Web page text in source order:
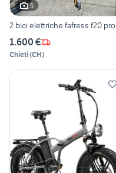
5
2 bici elettriche fafress f20 pro
1.600 €
Chieti(CH)